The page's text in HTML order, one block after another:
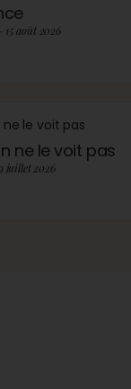
15 août 2026
ne le voit pas
juillet 2026